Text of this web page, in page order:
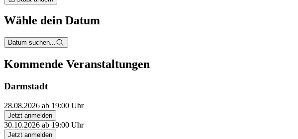
Wähle dein Datum
Datum suchen...
Kommende Veranstaltungen
Darmstadt
28.08.2026 ab 19:00 Uhr
Jetzt anmelden
30.10.2026 ab 19:00 Uhr
Jetzt anmelden